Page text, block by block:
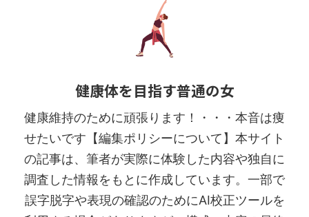
健康体を目指す普通の女
健康維持のために頑張ります！・・・本音は痩
せたいです【編集ポリシーについて】本サイト
の記事は、筆者が実際に体験した内容や独自に
調査した情報をもとに作成しています。一部で
誤字脱字や表現の確認のためにAI校正ツールを